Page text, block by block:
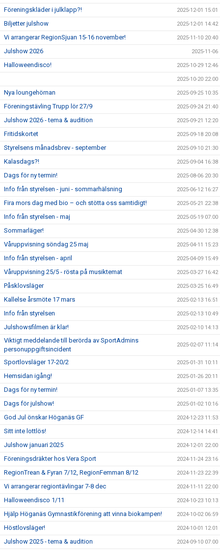
Föreningskläder i julklapp?! 2025-12-01 15:01
Biljetter julshow 2025-12-01 14:42
Vi arrangerar RegionSjuan 15-16 november! 2025-11-10 20:40
Julshow 2026 2025-11-06
Halloweendisco! 2025-10-29 12:46
2025-10-20 22:00
Nya loungehörnan 2025-09-25 10:35
Föreningstävling Trupp lör 27/9 2025-09-24 21:40
Julshow 2026 - tema & audition 2025-09-21 12:20
Fritidskortet 2025-09-18 20:08
Styrelsens månadsbrev - september 2025-09-10 21:30
Kalasdags?! 2025-09-04 16:38
Dags för ny termin! 2025-08-06 20:30
Info från styrelsen - juni - sommarhälsning 2025-06-12 16:27
Fira mors dag med bio – och stötta oss samtidigt! 2025-05-21 22:38
Info från styrelsen - maj 2025-05-19 07:00
Sommarläger! 2025-04-30 12:38
Våruppvisning söndag 25 maj 2025-04-11 15:23
Info från styrelsen - april 2025-04-09 15:49
Våruppvisning 25/5 - rösta på musiktemat 2025-03-27 16:42
Påsklovsläger 2025-03-25 16:49
Kallelse årsmöte 17 mars 2025-02-13 16:51
Info från styrelsen 2025-02-13 10:49
Julshowsfilmen är klar! 2025-02-10 14:13
Viktigt meddelande till berörda av SportAdmins
personuppgiftsincident
2025-02-07 11:14
Sportlovsläger 17-20/2 2025-01-31 10:11
Hemsidan igång! 2025-01-26 20:11
Dags för ny termin! 2025-01-07 13:35
Dags för julshow! 2025-01-02 10:16
God Jul önskar Höganäs GF 2024-12-23 11:53
Sitt inte lottlös! 2024-12-14 14:41
Julshow januari 2025 2024-12-01 22:00
Föreningsdräkter hos Vera Sport 2024-11-24 23:16
RegionTrean & Fyran 7/12, RegionFemman 8/12 2024-11-23 22:39
Vi arrangerar regiontävlingar 7-8 dec 2024-11-11 22:00
Halloweendisco 1/11 2024-10-23 10:13
Hjälp Höganäs Gymnastikförening att vinna biokampen! 2024-10-02 06:59
Höstlovsläger! 2024-10-01 12:01
Julshow 2025 - tema & audition 2024-09-10 07:00